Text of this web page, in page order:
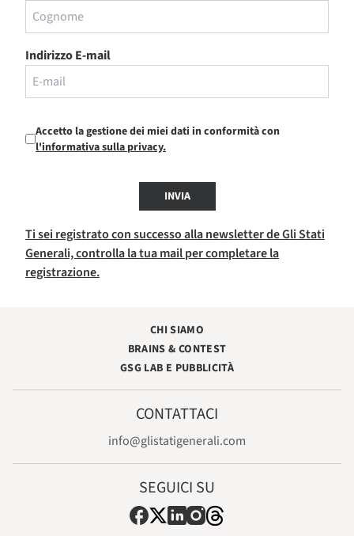
Indirizzo E-mail
Accetto la gestione dei miei dati in conformità con
l'informativa sulla privacy.
INVIA
Ti sei registrato con successo alla newsletter de Gli Stati
Generali, controlla la tua mail per completare la
registrazione.
CHI SIAMO
BRAINS & CONTEST
GSG LAB E PUBBLICITÀ
CONTATTACI
info@glistatigenerali.com
SEGUICI SU